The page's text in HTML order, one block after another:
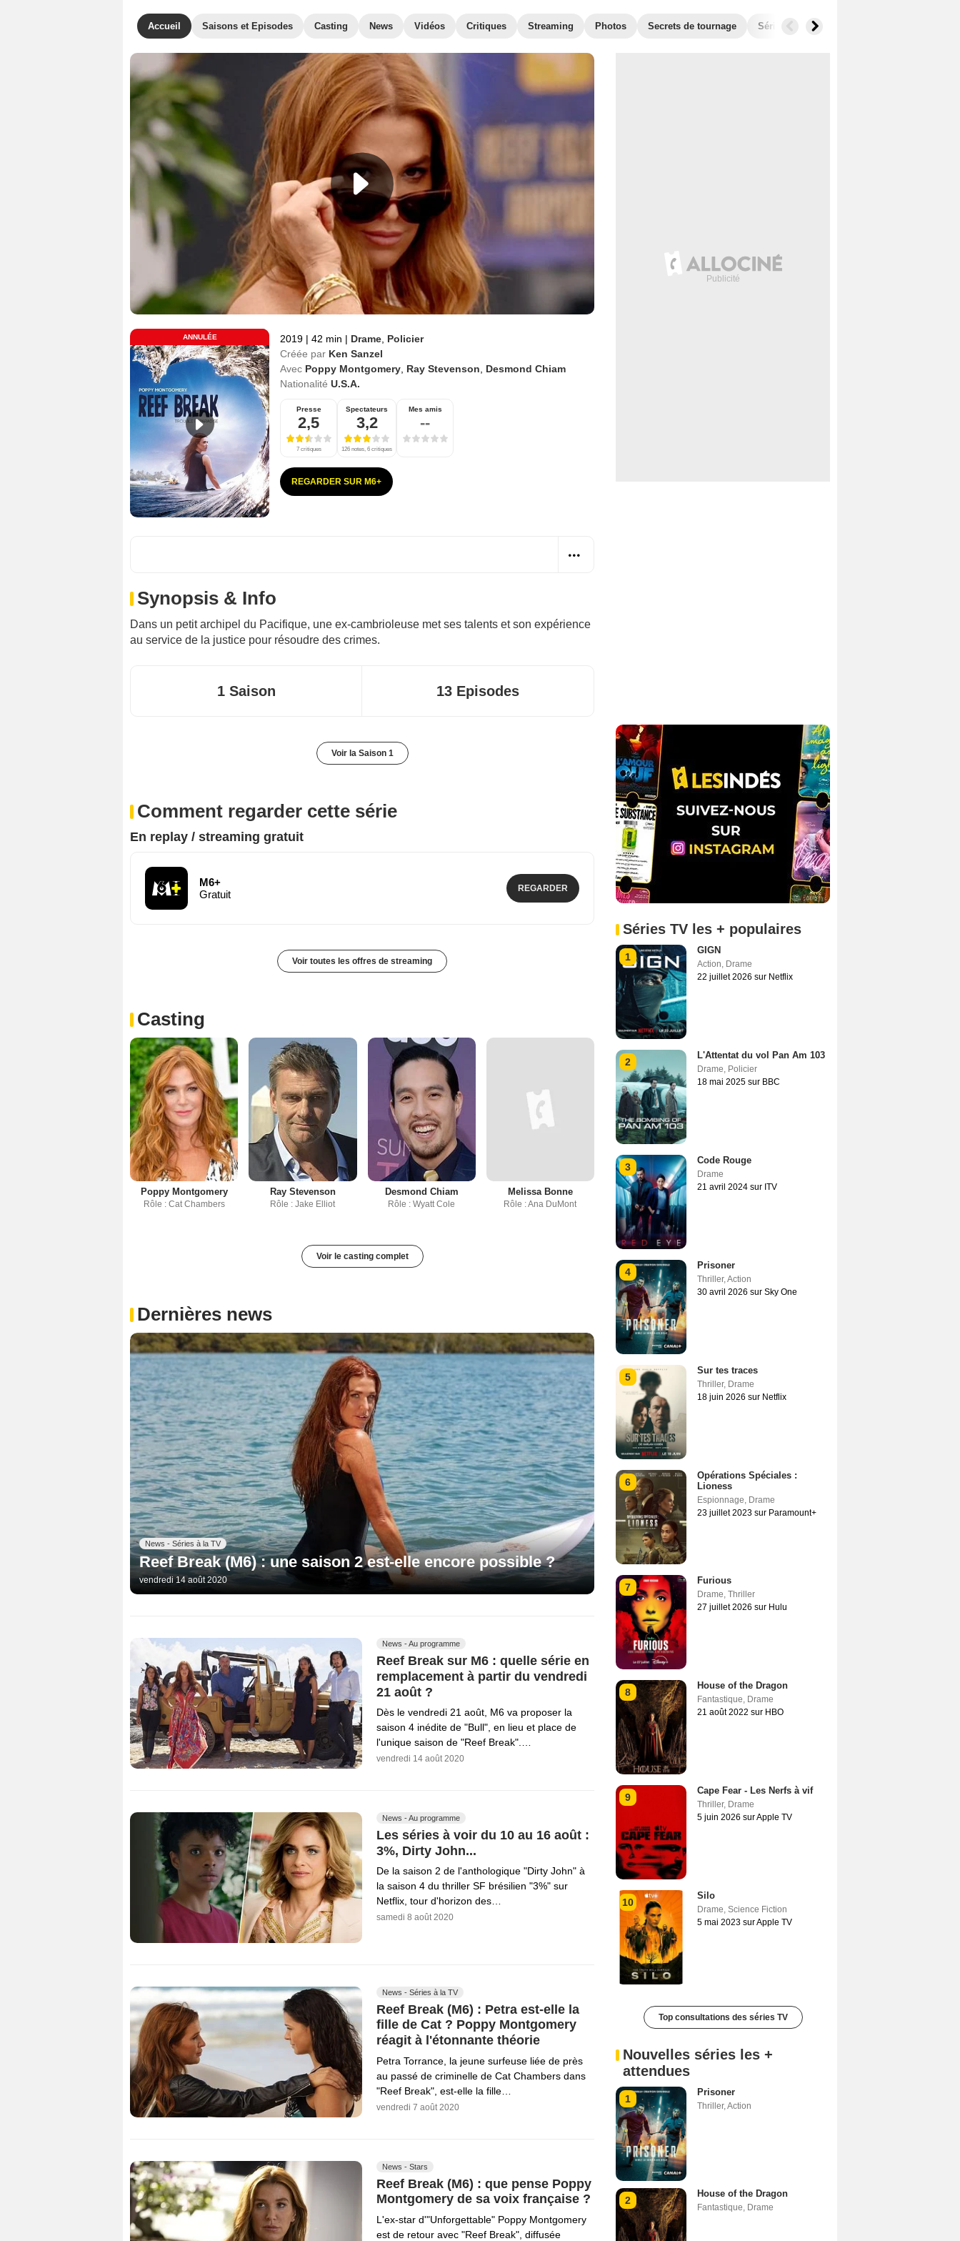
Accueil Saisons et Episodes Casting News Vidéos Critiques Streaming Photos Secrets de tournage Séries similaires
ANNULÉE 2019 | 42 min | Drame Policier
Créée par Ken Sanzel
Avec Poppy Montgomery Ray Stevenson
Desmond Chiam
Nationalité U.S.A.
Presse
2,5
7 critiques
Spectateurs
3,2
126 notes, 6 critiques
Mes amis
--
REGARDER SUR M6+
Synopsis & Info
Dans un petit archipel du Pacifique, une ex-cambrioleuse met ses talents et son expérience
au service de la justice pour résoudre des crimes.
1 Saison 13 Episodes
Voir la Saison 1
Comment regarder cette série
En replay / streaming gratuit
M6+
Gratuit
REGARDER
Voir toutes les offres de streaming
Casting
Poppy Montgomery
Rôle : Cat Chambers
Ray Stevenson
Rôle : Jake Elliot
Desmond Chiam
Rôle : Wyatt Cole
Melissa Bonne
Rôle : Ana DuMont
Voir le casting complet
Dernières news
News - Séries à la TV
Reef Break (M6) : une saison 2 est-elle encore possible ?
vendredi 14 août 2020
News - Au programme
Reef Break sur M6 : quelle série en
remplacement à partir du vendredi
21 août ?
Dès le vendredi 21 août, M6 va proposer la
saison 4 inédite de "Bull", en lieu et place de
l'unique saison de "Reef Break".…
vendredi 14 août 2020
News - Au programme
Les séries à voir du 10 au 16 août :
3%, Dirty John...
De la saison 2 de l'anthologique "Dirty John" à
la saison 4 du thriller SF brésilien "3%" sur
Netflix, tour d'horizon des…
samedi 8 août 2020
News - Séries à la TV
Reef Break (M6) : Petra est-elle la
fille de Cat ? Poppy Montgomery
réagit à l'étonnante théorie
Petra Torrance, la jeune surfeuse liée de près
au passé de criminelle de Cat Chambers dans
"Reef Break", est-elle la fille…
vendredi 7 août 2020
News - Stars
Reef Break (M6) : que pense Poppy
Montgomery de sa voix française ?
L'ex-star d'"Unforgettable" Poppy Montgomery
est de retour avec "Reef Break", diffusée
Séries TV les + populaires
1
GIGN
Action, Drame
22 juillet 2026 sur Netflix
2
L'Attentat du vol Pan Am 103
Drame, Policier
18 mai 2025 sur BBC
3
Code Rouge
Drame
21 avril 2024 sur ITV
4
Prisoner
Thriller,Action
30 avril 2026 sur Sky One
5
Sur tes traces
Thriller, Drame
18 juin 2026 sur Netflix
6
Opérations Spéciales :
Lioness
Espionnage, Drame
23 juillet 2023 sur Paramount+
7
Furious
Drame, Thriller
27 juillet 2026 sur Hulu
8
House of the Dragon
Fantastique, Drame
21 août 2022 sur HBO
9
Cape Fear - Les Nerfs à vif
Thriller, Drame
5 juin 2026 sur Apple TV
10
Silo
Drame, Science Fiction
5 mai 2023 sur Apple TV
Top consultations des séries TV
Nouvelles séries les +
attendues
1
Prisoner
Thriller,Action
2
House of the Dragon
Fantastique, Drame